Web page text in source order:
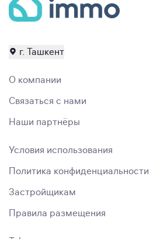
г. Ташкент
О компании
Связаться с нами
Наши партнёры
Условия использования
Политика конфиденциальности
Застройщикам
Правила размещения